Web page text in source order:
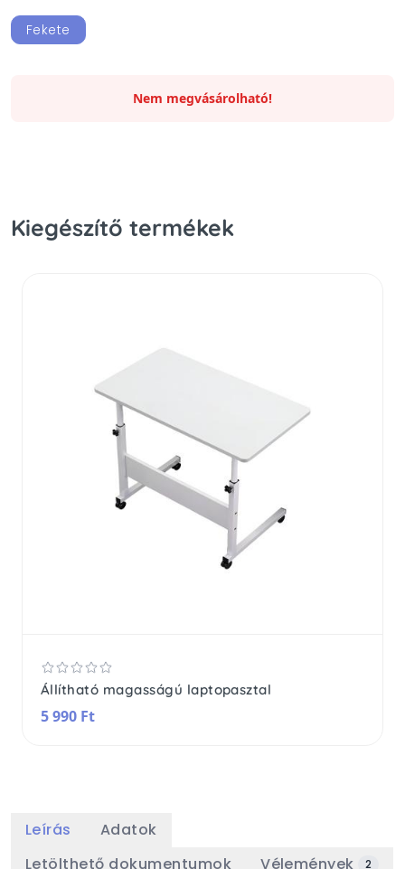
Fekete
Nem megvásárolható!
Kiegészítő termékek
Állítható magasságú laptopasztal
5 990 Ft
Leírás
Adatok
Letölthető dokumentumok
Vélemények 2